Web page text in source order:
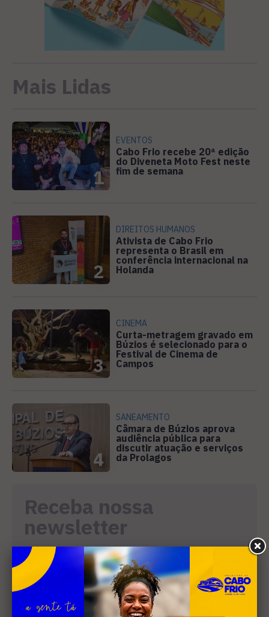
Mais Lidas
1
EVENTOS
Cabo Frio recebe 20ª edição
do Diveneta Moto Fest neste
fim de semana
2
DIREITOS HUMANOS
Ativista de Cabo Frio
representa o Brasil em
conferência internacional na
Holanda
3
CINEMA
Curta-metragem gravado em
Búzios é selecionado para o
Festival de Cinema de
Campos
4
SANEAMENTO
Câmara de Búzios aprova
audiência pública para
discutir atuação e serviços
da Prolagos
Receba nossa
newsletter